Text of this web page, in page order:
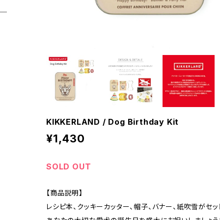
KIKKERLAND / Dog Birthday Kit
¥1,430
SOLD OUT
【商品説明】
レシピ本、クッキーカッター、帽子、バナー、紙吹雪がセ